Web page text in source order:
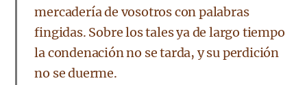
mercadería de vosotros con palabras
fingidas. Sobre los tales ya de largo tiempo
la condenación no se tarda, y su perdición
no se duerme.